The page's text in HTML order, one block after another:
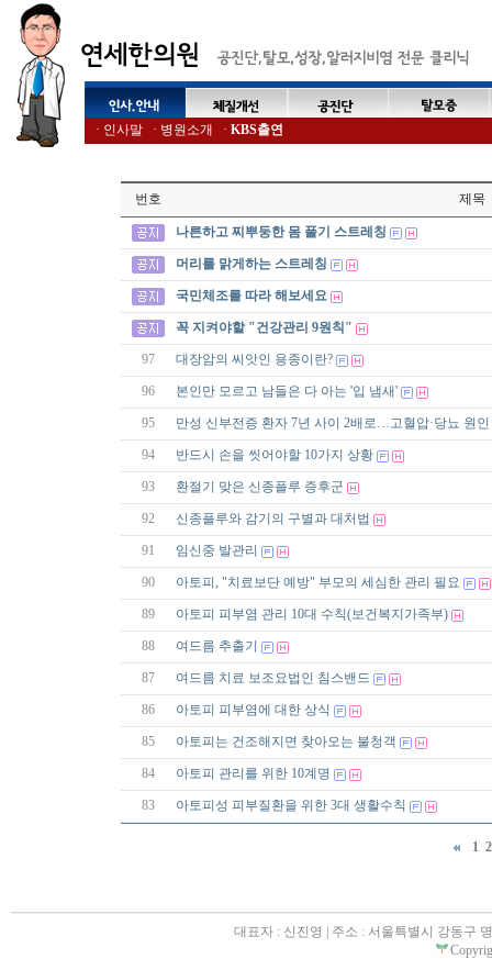
· 인사말 · 병원소개 · KBS출연
번호 제목
나른하고 찌뿌둥한 몸 풀기 스트레칭
머리를 맑게하는 스트레칭
국민체조를 따라 해보세요
꼭 지켜야할 "건강관리 9원칙"
97 대장암의 씨앗인 용종이란?
96 본인만 모르고 남들은 다 아는 '입 냄새'
95 만성 신부전증 환자 7년 사이 2배로…고혈압·당뇨 원인
94 반드시 손을 씻어야할 10가지 상황
93 환절기 맞은 신종플루 증후군
92 신종플루와 감기의 구별과 대처법
91 임신중 발관리
90 아토피, "치료보단 예방" 부모의 세심한 관리 필요
89 아토피 피부염 관리 10대 수칙(보건복지가족부)
88 여드름 추출기
87 여드름 치료 보조요법인 침스밴드
86 아토피 피부염에 대한 상식
85 아토피는 건조해지면 찾아오는 불청객
84 아토피 관리를 위한 10계명
83 아토피성 피부질환을 위한 3대 생활수칙
1 2
대표자 : 신진영 | 주소 : 서울특별시 강동구